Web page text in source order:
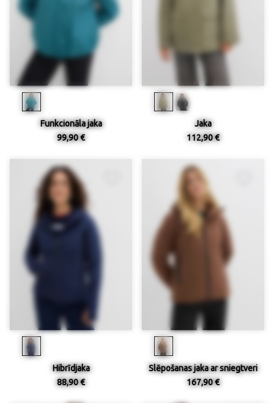
Funkcionāla jaka
99,90 €
Jaka
112,90 €
Hibrīdjaka
88,90 €
Slēpošanas jaka ar sniegtveri
167,90 €